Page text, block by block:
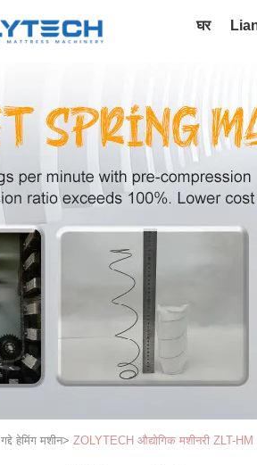
घर
गद्दे हेमिंग मशीन> ZOLYTECH औद्योगिक मशीनरी ZLT-